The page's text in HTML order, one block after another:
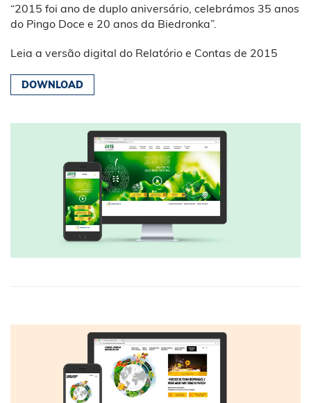
“2015 foi ano de duplo aniversário, celebrámos 35 anos
do Pingo Doce e 20 anos da Biedronka”.
Leia a versão digital do Relatório e Contas de 2015
DOWNLOAD